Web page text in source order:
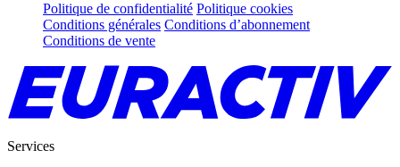
Politique de confidentialité Politique cookies
Conditions générales Conditions d’abonnement
Conditions de vente
Services